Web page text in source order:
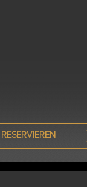
RESERVIEREN